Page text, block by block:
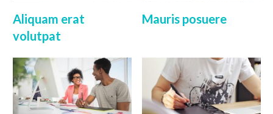
Aliquam erat
volutpat
Mauris posuere